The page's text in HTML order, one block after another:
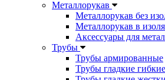
Металлорукав
Металлорукав без
Металлорукав в
Аксессуары для
Трубы
Трубы армированные
Трубы гладкие гибкие